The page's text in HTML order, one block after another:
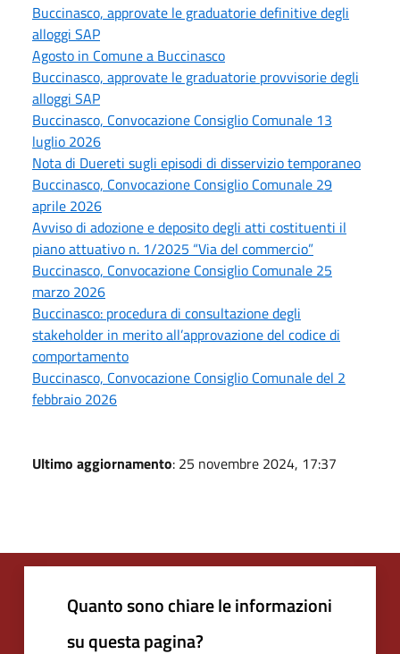
Buccinasco, approvate le graduatorie definitive degli
alloggi SAP
Agosto in Comune a Buccinasco
Buccinasco, approvate le graduatorie provvisorie degli
alloggi SAP
Buccinasco, Convocazione Consiglio Comunale 13
luglio 2026
Nota di Duereti sugli episodi di disservizio temporaneo
Buccinasco, Convocazione Consiglio Comunale 29
aprile 2026
Avviso di adozione e deposito degli atti costituenti il
piano attuativo n. 1/2025 “Via del commercio”
Buccinasco, Convocazione Consiglio Comunale 25
marzo 2026
Buccinasco: procedura di consultazione degli
stakeholder in merito all’approvazione del codice di
comportamento
Buccinasco, Convocazione Consiglio Comunale del 2
febbraio 2026
Ultimo aggiornamento: 25 novembre 2024, 17:37
Quanto sono chiare le informazioni
su questa pagina?